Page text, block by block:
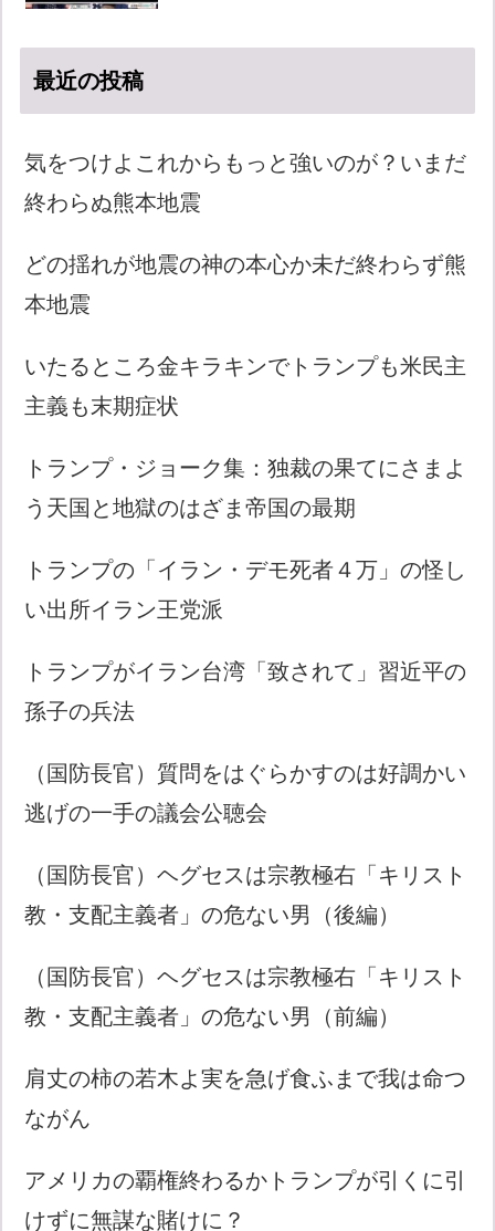
最近の投稿
気をつけよこれからもっと強いのが？いまだ
終わらぬ熊本地震
どの揺れが地震の神の本心か未だ終わらず熊
本地震
いたるところ金キラキンでトランプも米民主
主義も末期症状
トランプ・ジョーク集：独裁の果てにさまよ
う天国と地獄のはざま帝国の最期
トランプの「イラン・デモ死者４万」の怪し
い出所イラン王党派
トランプがイラン台湾「致されて」習近平の
孫子の兵法
（国防長官）質問をはぐらかすのは好調かい
逃げの一手の議会公聴会
（国防長官）ヘグセスは宗教極右「キリスト
教・支配主義者」の危ない男（後編）
（国防長官）ヘグセスは宗教極右「キリスト
教・支配主義者」の危ない男（前編）
肩丈の柿の若木よ実を急げ食ふまで我は命つ
ながん
アメリカの覇権終わるかトランプが引くに引
けずに無謀な賭けに？